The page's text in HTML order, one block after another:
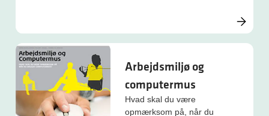
Arbejdsmiljø og
computermus
Hvad skal du være
opmærksom på, når du